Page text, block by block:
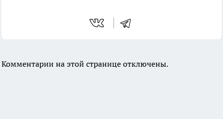
Комментарии на этой странице отключены.